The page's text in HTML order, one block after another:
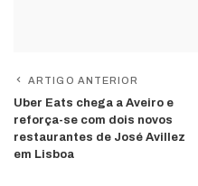
ARTIGO ANTERIOR
Uber Eats chega a Aveiro e
reforça-se com dois novos
restaurantes de José Avillez
em Lisboa